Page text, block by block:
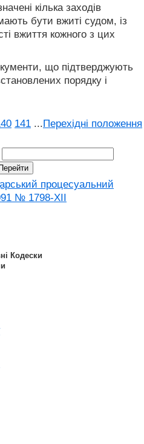
кілька заходів
бути вжиті судом, із
вжиття кожного з цих
що підтверджують
порядку і
141 ...Перехідні положення
процесуальний
№ 1798-XII
Кодески